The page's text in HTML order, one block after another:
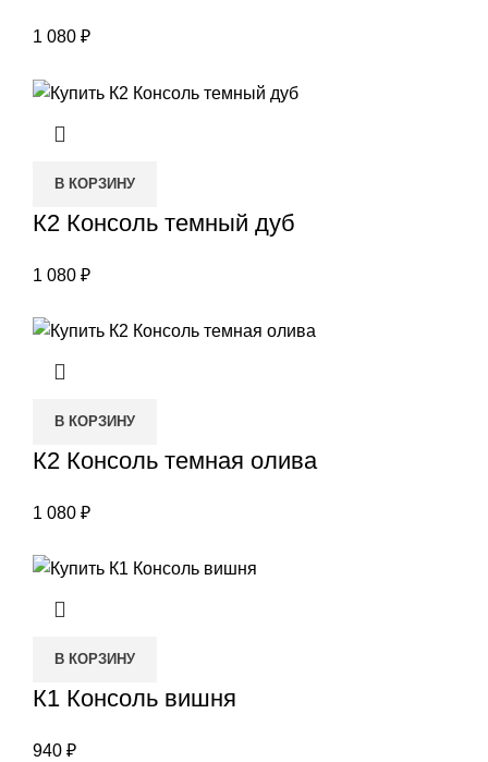
1 080 ₽
В КОРЗИНУ
К2 Консоль темный дуб
1 080 ₽
В КОРЗИНУ
К2 Консоль темная олива
1 080 ₽
В КОРЗИНУ
К1 Консоль вишня
940 ₽